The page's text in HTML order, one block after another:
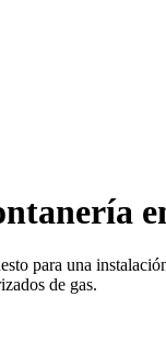
para una
de gas.